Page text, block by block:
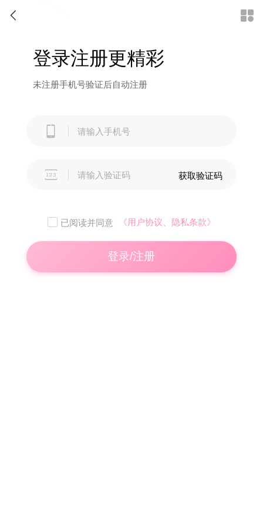

登录注册更精彩
未注册手机号验证后自动注册
 获取验证码
已阅读并同意 《用户协议、隐私条款》
登录/注册
